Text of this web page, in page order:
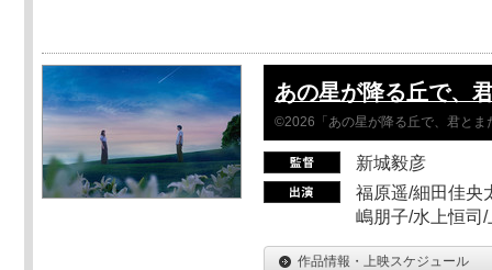
あの星が降る丘で、
©2026「あの星が降る丘で、君とま
新城毅彦
福原遥/細田佳央
嶋朋子/水上恒司
作品情報・上映スケジュール